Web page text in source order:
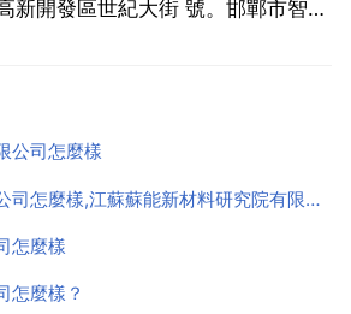
新開發區世紀大街 號。邯鄲市智慧
，企業法人張少謙，目前企業
公司怎麼樣
江蘇蘇能進出口有限公司怎麼樣,江蘇蘇能新材料研究院有限公司怎麼樣？
怎麼樣
怎麼樣？